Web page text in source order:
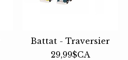
Battat - Traversier
29,99$CA